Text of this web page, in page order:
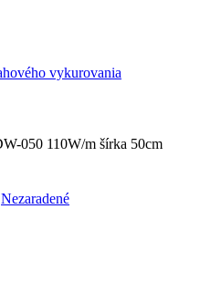
vykurovania
050 110W/m šírka 50cm
Nezaradené